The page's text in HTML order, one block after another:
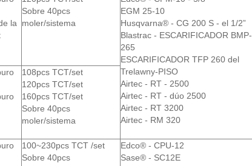
la
Sobre 40pcs
moler/sistema
EGM 25-10
Husqvarna® - CG 200 S - el 1/2”
Blastrac - ESCARIFICADOR BMP-
265
ESCARIFICADOR TFP 260 del
Trelawny-PISO
Airtec - RT - 2500
Airtec - RT - dúo 2500
Airtec - RT 3200
Airtec - RM 320
108pcs TCT/set
120pcs TCT/set
160pcs TCT/set
Sobre 40pcs
moler/sistema
100~230pcs TCT /set
Sobre 40pcs
Edco® - CPU-12
Sase® - SC12E